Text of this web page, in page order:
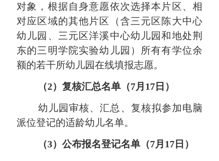
对象，根据自身意愿依次选择本片区、 相
对应区域的其他片区（含三元 区陈大中心
幼儿园 、 三元 区洋溪中心幼儿园和地处荆
东的三明学院实验幼儿园 ） 所有有学位余
额的若干所幼儿园在线填报志愿。
（2）复核汇总名单 （7月 17 日）
幼儿园审核、汇总、复核拟参加电脑
派位登记的适龄幼儿名单。
（3）公布报名登记名单 （7月 17 日）